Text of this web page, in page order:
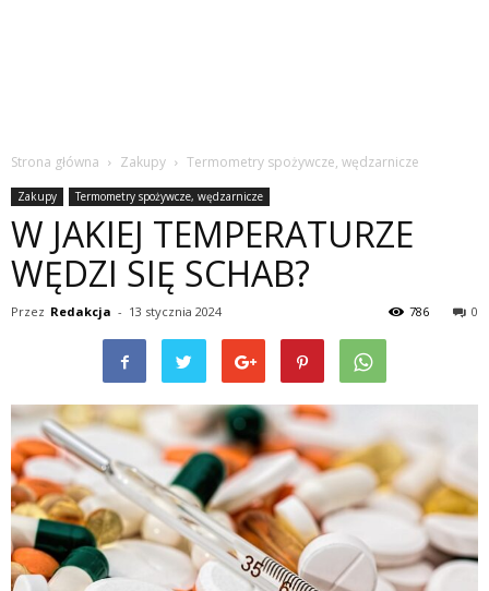
Strona główna Zakupy Termometry spożywcze, wędzarnicze
Zakupy Termometry spożywcze, wędzarnicze
W JAKIEJ TEMPERATURZE
WĘDZI SIĘ SCHAB?
Przez Redakcja - 13 stycznia 2024 0
786